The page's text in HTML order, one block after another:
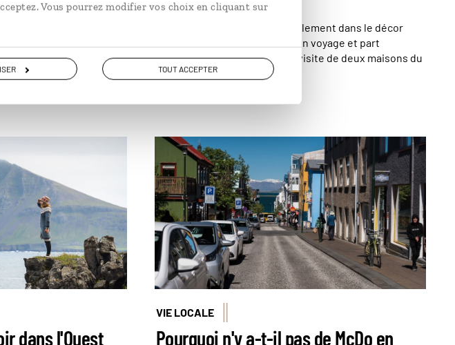
Vous pourrez modifier vos choix en cliquant sur
TOUT ACCEPTER
Certaines maisons traditionnelles d’Islande se fondent littéralement dans le décor
grâce à leur toiture végétalisée. Fred vous embarque dans son voyage et part
explorer l'histoire de cette technique ancestrale à travers la visite de deux maisons du
Nord de l’île.
En lire plus
dans l'Ouest
Ne cherchez pas la fameuse arche dorée dans les
rues de Reykjavik. © Milan Szypura/Haytham-
REA/Comptoir des Voyages
VIE LOCALE
Pourquoi n'y a-t-il pas de McDo en